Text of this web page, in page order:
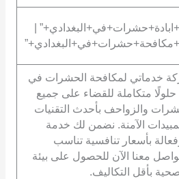
|
خدماتي لمكافحة الحشرات في
حلولًا متكاملة للقضاء على جميع
والزواحف بأحدث التقنيات
الآمنة. نضمن لك خدمة
بأسعار تنافسية تناسب
معنا الآن للحصول على بيئة
بأقل التكاليف.